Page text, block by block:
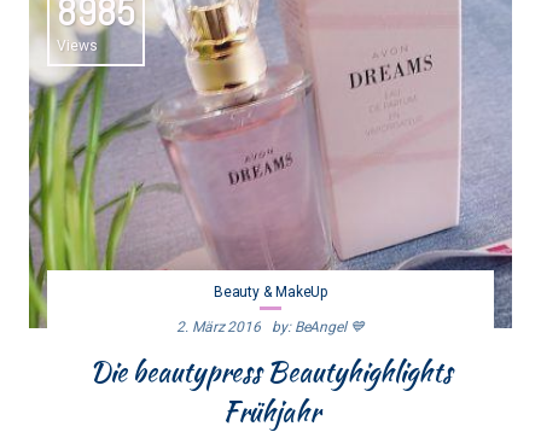
8985
Views
Beauty & MakeUp
2. März 2016 By: BeAngel 💙
Die beautypress Beautyhighlights
Frühjahr